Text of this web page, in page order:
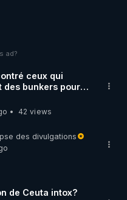
ad?
ceux qui
des bunkers pour
la fin du monde
42 views
des divulgations
de Ceuta intox?